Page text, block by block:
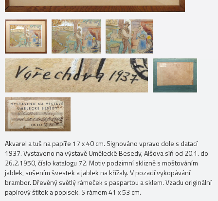
Akvarel a tuš na papíře 17 x 40 cm. Signováno vpravo dole s datací
1937. Vystaveno na výstavě Umělecké Besedy, Alšova síň od 20.1. do
26.2.1950, číslo katalogu 72. Motiv podzimní sklizně s moštováním
jablek, sušením švestek a jablek na křížaly. V pozadí vykopávání
brambor. Dřevěný světlý rámeček s paspartou a sklem. Vzadu originální
papírový štítek a popisek. S rámem 41 x 53 cm.